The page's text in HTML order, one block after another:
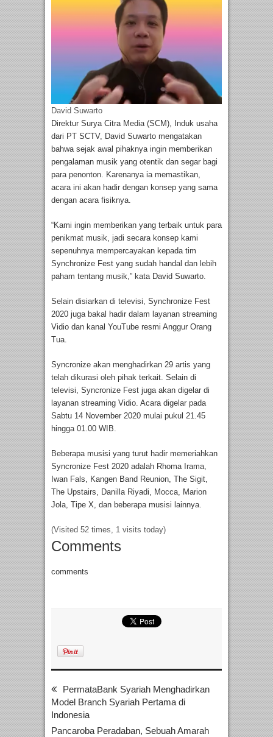
David Suwarto
Direktur Surya Citra Media (SCM), Induk usaha
dari PT SCTV, David Suwarto mengatakan
bahwa sejak awal pihaknya ingin memberikan
pengalaman musik yang otentik dan segar bagi
para penonton. Karenanya ia memastikan,
acara ini akan hadir dengan konsep yang sama
dengan acara fisiknya.
“Kami ingin memberikan yang terbaik untuk para
penikmat musik, jadi secara konsep kami
sepenuhnya mempercayakan kepada tim
Synchronize Fest yang sudah handal dan lebih
paham tentang musik,” kata David Suwarto.
Selain disiarkan di televisi, Synchronize Fest
2020 juga bakal hadir dalam layanan streaming
Vidio dan kanal YouTube resmi Anggur Orang
Tua.
Syncronize akan menghadirkan 29 artis yang
telah dikurasi oleh pihak terkait. Selain di
televisi, Syncronize Fest juga akan digelar di
layanan streaming Vidio. Acara digelar pada
Sabtu 14 November 2020 mulai pukul 21.45
hingga 01.00 WIB.
Beberapa musisi yang turut hadir memeriahkan
Syncronize Fest 2020 adalah Rhoma Irama,
Iwan Fals, Kangen Band Reunion, The Sigit,
The Upstairs, Danilla Riyadi, Mocca, Marion
Jola, Tipe X, dan beberapa musisi lainnya.
(Visited 52 times, 1 visits today)
Comments
comments
PermataBank Syariah Menghadirkan
Model Branch Syariah Pertama di
Indonesia
Pancaroba Peradaban, Sebuah Amarah